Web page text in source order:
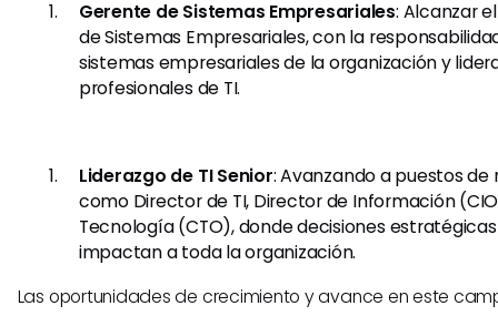
Gerente de Sistemas Empresariales: Alcanzar
de Sistemas Empresariales, con la
sistemas empresariales de la organización y
profesionales de TI.
Liderazgo de TI Senior: Avanzando a puestos de
como Director de TI, Director de Información
Tecnología (CTO), donde decisiones
impactan a toda la organización.
Las oportunidades de crecimiento y avance en este